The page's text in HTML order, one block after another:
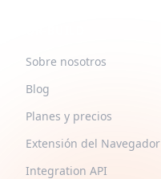
Sobre nosotros
Blog
Planes y precios
Extensión del Navegador
Integration API